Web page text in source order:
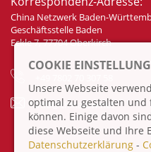
China Netzwerk Baden-
Geschäftsstelle Baden
Eckle 7, 77704 Oberkirch
info@china-bw.net
COOKIE
Unsere Webseite
optimal zu gestalten
können. Einige davon
diese Webseite und Ihre
Datenschutzerklärung -